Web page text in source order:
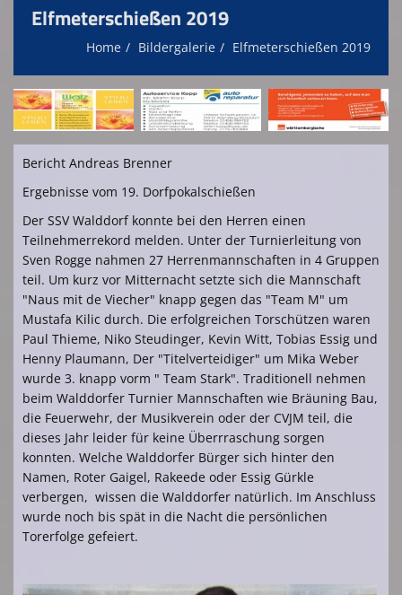
Elfmeterschießen 2019
Home Bildergalerie Elfmeterschießen 2019
Bericht Andreas Brenner
Ergebnisse vom 19. Dorfpokalschießen
Der SSV Walddorf konnte bei den Herren einen
Teilnehmerrekord melden. Unter der Turnierleitung von
Sven Rogge nahmen 27 Herrenmannschaften in 4 Gruppen
teil. Um kurz vor Mitternacht setzte sich die Mannschaft
"Naus mit de Viecher" knapp gegen das "Team M" um
Mustafa Kilic durch. Die erfolgreichen Torschützen waren
Paul Thieme, Niko Steudinger, Kevin Witt, Tobias Essig und
Henny Plaumann, Der "Titelverteidiger" um Mika Weber
wurde 3. knapp vorm " Team Stark". Traditionell nehmen
beim Walddorfer Turnier Mannschaften wie Bräuning Bau,
die Feuerwehr, der Musikverein oder der CVJM teil, die
dieses Jahr leider für keine Überrraschung sorgen
konnten. Welche Walddorfer Bürger sich hinter den
Namen, Roter Gaigel, Rakeede oder Essig Gürkle
verbergen, wissen die Walddorfer natürlich. Im Anschluss
wurde noch bis spät in die Nacht die persönlichen
Torerfolge gefeiert.